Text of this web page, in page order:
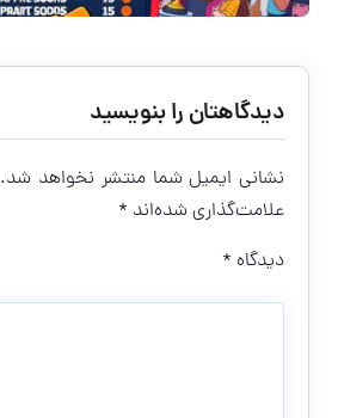
دیدگاهتان را بنویسید
نشانی ایمیل شما منتشر نخواهد شد.
علامت‌گذاری شده‌اند *
دیدگاه *